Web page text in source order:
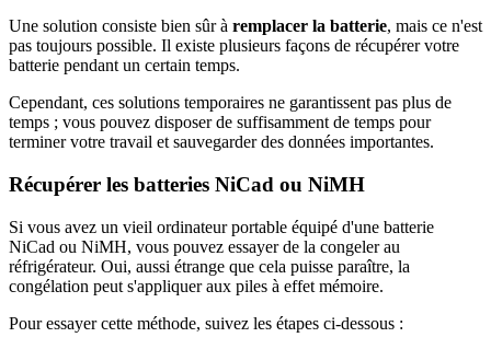
Une solution consiste bien sûr à remplacer la batterie, mais ce n'est
pas toujours possible. Il existe plusieurs façons de récupérer votre
batterie pendant un certain temps.
Cependant, ces solutions temporaires ne garantissent pas plus de
temps ; vous pouvez disposer de suffisamment de temps pour
terminer votre travail et sauvegarder des données importantes.
Récupérer les batteries NiCad ou NiMH
Si vous avez un vieil ordinateur portable équipé d'une batterie
NiCad ou NiMH, vous pouvez essayer de la congeler au
réfrigérateur. Oui, aussi étrange que cela puisse paraître, la
congélation peut s'appliquer aux piles à effet mémoire.
Pour essayer cette méthode, suivez les étapes ci-dessous :